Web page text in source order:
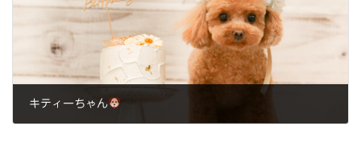
キティーちゃん